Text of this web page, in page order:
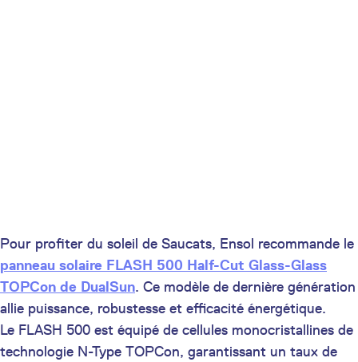
Pour profiter du soleil de Saucats, Ensol recommande le
panneau solaire FLASH 500 Half-Cut Glass-Glass
TOPCon de DualSun. Ce modèle de dernière génération
allie puissance, robustesse et efficacité énergétique.
Le FLASH 500 est équipé de cellules monocristallines de
technologie N-Type TOPCon, garantissant un taux de